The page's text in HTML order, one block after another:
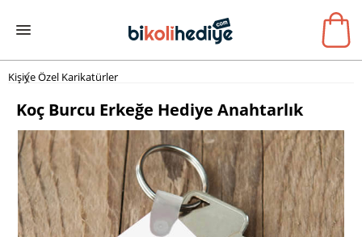
Kişiye Özel Karikatürler
Koç Burcu Erkeğe Hediye Anahtarlık